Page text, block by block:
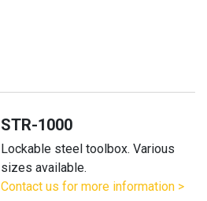
STR-1000
Lockable steel toolbox. Various
sizes available.
Contact us for more information >